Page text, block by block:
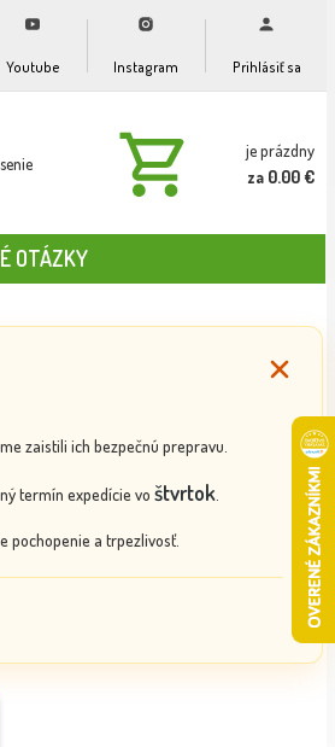
Youtube Instagram Prihlásiť sa
je prázdny
za 0.00 €
OTÁZKY
zaistili ich bezpečnú prepravu.
termín expedície vo štvrtok.
pochopenie a trpezlivosť.